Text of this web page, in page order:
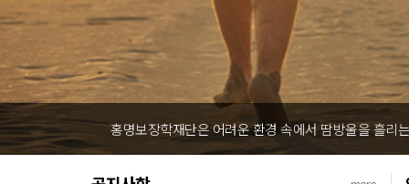
홍명보장학재단은 어려운 환경 속에서 땀방울을 흘리